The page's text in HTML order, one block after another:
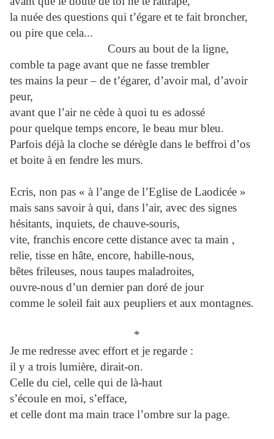
la nuée des questions qui t’égare et te fait broncher,
ou pire que cela...
Cours au bout de la ligne,
comble ta page avant que ne fasse trembler
tes mains la peur – de t’égarer, d’avoir mal, d’avoir
peur,
avant que l’air ne cède à quoi tu es adossé
pour quelque temps encore, le beau mur bleu.
Parfois déjà la cloche se dérègle dans le beffroi d’os
et boite à en fendre les murs.
Ecris, non pas « à l’ange de l’Eglise de Laodicée »
mais sans savoir à qui, dans l’air, avec des signes
hésitants, inquiets, de chauve-souris,
vite, franchis encore cette distance avec ta main ,
relie, tisse en hâte, encore, habille-nous,
bêtes frileuses, nous taupes maladroites,
ouvre-nous d’un dernier pan doré de jour
comme le soleil fait aux peupliers et aux montagnes.
*
Je me redresse avec effort et je regarde :
il y a trois lumière, dirait-on.
Celle du ciel, celle qui de là-haut
s’écoule en moi, s’efface,
et celle dont ma main trace l’ombre sur la page.